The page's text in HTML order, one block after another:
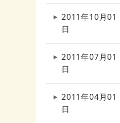
2011年10月01
日
2011年07月01
日
2011年04月01
日